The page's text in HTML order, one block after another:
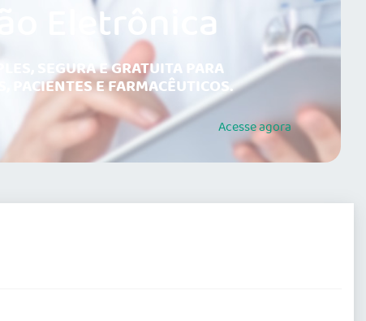
Eletrônica
SEGURA E GRATUITA PARA
PACIENTES E FARMACÊUTICOS.
Acesseagora